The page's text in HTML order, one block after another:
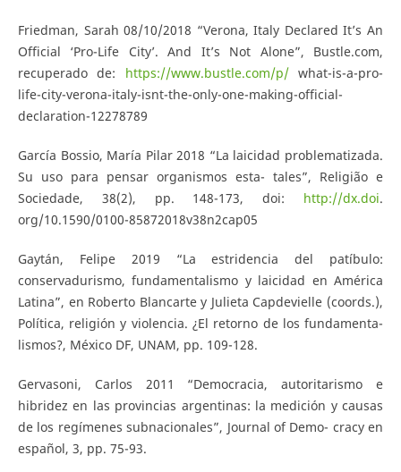
Friedman, Sarah 08/10/2018 “Verona, Italy Declared It’s An
Official ‘Pro-Life City’. And It’s Not Alone”, Bustle.com,
recuperado de: https://www.bustle.com/p/what-is-a-pro-
life-city-verona-italy-isnt-the-only-one-making-official-
declaration-12278789
García Bossio, María Pilar 2018 “La laicidad problematizada.
Su uso para pensar organismos esta- tales”, Religião e
Sociedade, 38(2), pp. 148-173, doi: http://dx.doi.
org/10.1590/0100-85872018v38n2cap05
Gaytán, Felipe 2019 “La estridencia del patíbulo:
conservadurismo, fundamentalismo y laicidad en América
Latina”, en Roberto Blancarte y Julieta Capdevielle (coords.),
Política, religión y violencia. ¿El retorno de los fundamenta-
lismos?, México DF, UNAM, pp. 109-128.
Gervasoni, Carlos 2011 “Democracia, autoritarismo e
hibridez en las provincias argentinas: la medición y causas
de los regímenes subnacionales”, Journal of Demo- cracy en
español, 3, pp. 75-93.